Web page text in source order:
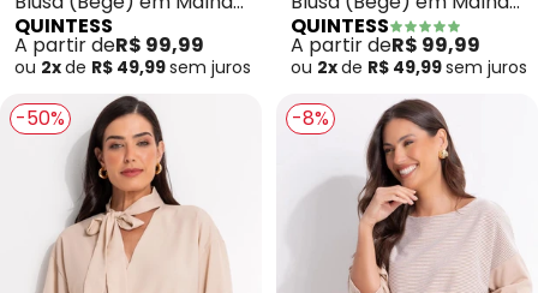
Texturizada
QUINTESS
A partir deR$ 99,99
ou 2xde R$ 49,99sem juros
Devorê
QUINTESS
A partir deR$ 99,99
ou 2xde R$ 49,99sem juros
-50% -8%